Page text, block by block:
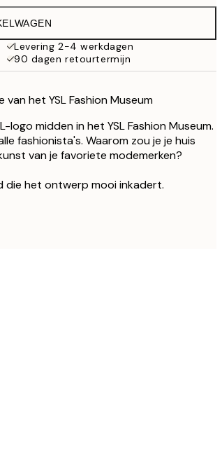
€ 19,95
€ 32,45
Levering 2-4 werkdagen
90 dagen retourtermijn
het YSL Fashion Museum
midden in het YSL Fashion Museum.
fashionista's. Waarom zou je je huis
van je favoriete modemerken?
het ontwerp mooi inkadert.